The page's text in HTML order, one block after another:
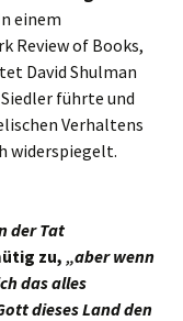
einem
Review of Books,
David Shulman
führte und
Verhaltens
widerspiegelt.
der Tat
zu,„aber wenn
das alles
dieses Land den